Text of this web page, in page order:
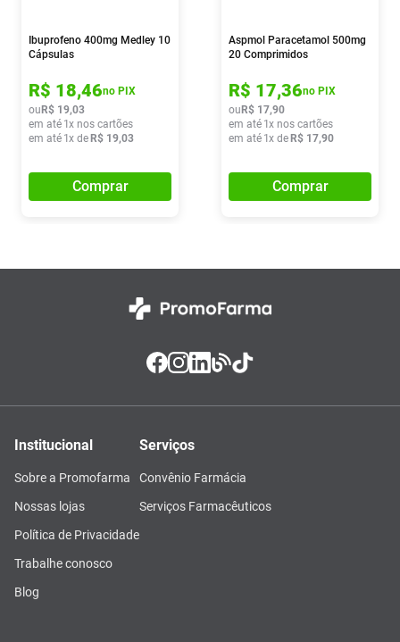
Ibuprofeno 400mg Medley 10
Cápsulas
R$ 18,46no PIX
ou R$ 19,03
em até 1x nos cartões
em até 1x de R$ 19,03
Comprar
Aspmol Paracetamol 500mg
20 Comprimidos
R$ 17,36no PIX
ou R$ 17,90
em até 1x nos cartões
em até 1x de R$ 17,90
Comprar
Institucional
Sobre a Promofarma
Nossas lojas
Política de Privacidade
Trabalhe conosco
Blog
Serviços
Convênio Farmácia
Serviços Farmacêuticos